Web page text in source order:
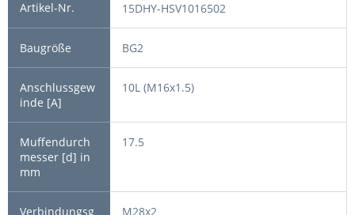
15DHY-HSV1016502
BG2
10L (M16x1.5)
17.5
M28x2